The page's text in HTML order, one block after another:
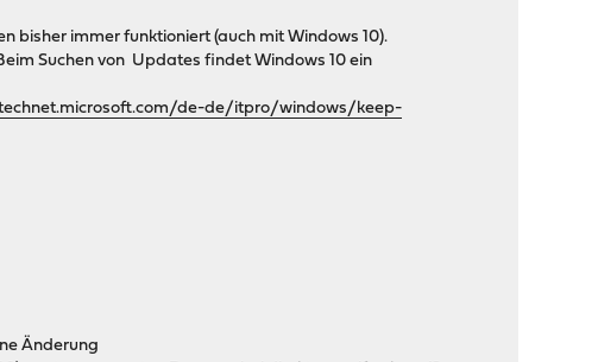
immer funktioniert (auch mit Windows 10).
Suchen von Updates findet Windows 10 ein
de-de/itpro/windows/keep-
Änderung